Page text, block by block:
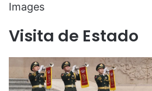
Images
Visita de Estado